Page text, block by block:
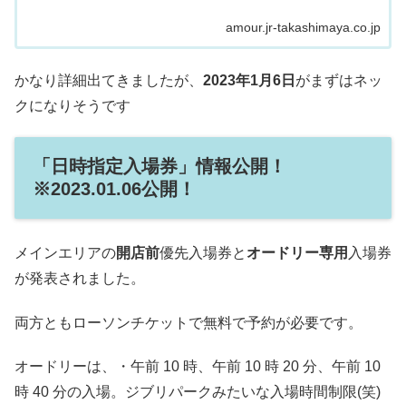
amour.jr-takashimaya.co.jp
かなり詳細出てきましたが、 2023年1月6日 がまずはネッ
クになりそうです
「日時指定入場券」情報公開！
※2023.01.06公開！
メインエリアの開店前優先入場券と オードリー専用 入場券
が発表されました。
両方ともローソンチケットで無料で予約が必要です。
オードリーは、・午前 10 時、午前 10 時 20 分、午前 10
時 40 分の入場。ジブリパークみたいな入場時間制限(笑)